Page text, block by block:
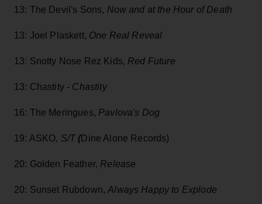
13: The Devil's Sons, Now and at the Hour of Death
13: Joel Plaskett, One Real Reveal
13: Snotty Nose Rez Kids, Red Future
13: Chastity - Chastity
16: The Meringues, Pavlova's Dog
19: ASKO, S/T (Dine Alone Records)
20: Golden Feather, Release
20: Sunset Rubdown,Always Happy to Explode